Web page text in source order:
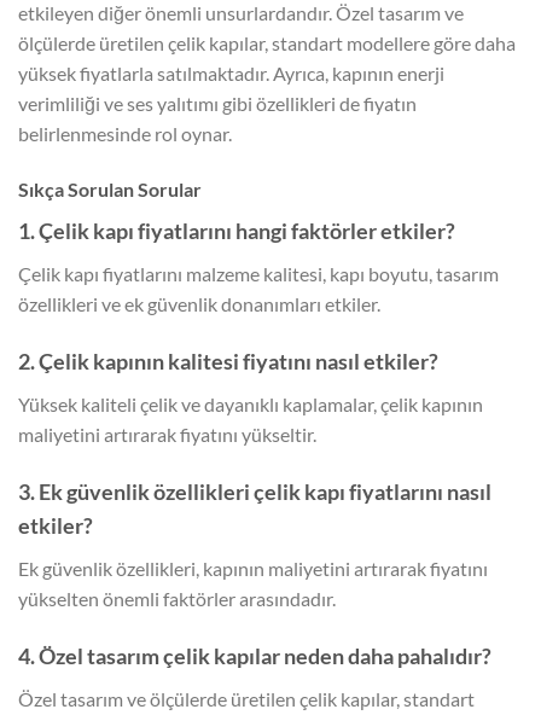
etkileyen diğer önemli unsurlardandır. Özel tasarım ve
ölçülerde üretilen çelik kapılar, standart modellere göre daha
yüksek fiyatlarla satılmaktadır. Ayrıca, kapının enerji
verimliliği ve ses yalıtımı gibi özellikleri de fiyatın
belirlenmesinde rol oynar.
Sıkça Sorulan Sorular
1. Çelik kapı fiyatlarını hangi faktörler etkiler?
Çelik kapı fiyatlarını malzeme kalitesi, kapı boyutu, tasarım
özellikleri ve ek güvenlik donanımları etkiler.
2. Çelik kapının kalitesi fiyatını nasıl etkiler?
Yüksek kaliteli çelik ve dayanıklı kaplamalar, çelik kapının
maliyetini artırarak fiyatını yükseltir.
3. Ek güvenlik özellikleri çelik kapı fiyatlarını nasıl
etkiler?
Ek güvenlik özellikleri, kapının maliyetini artırarak fiyatını
yükselten önemli faktörler arasındadır.
4. Özel tasarım çelik kapılar neden daha pahalıdır?
Özel tasarım ve ölçülerde üretilen çelik kapılar, standart